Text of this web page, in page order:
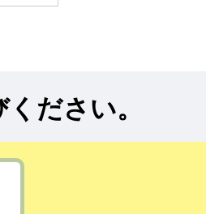
ださい。